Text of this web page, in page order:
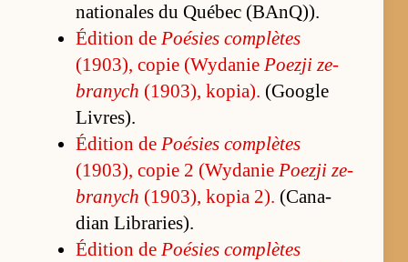
na­tio­na­les du Québec (BAnQ)).
Édition de Po­ésies com­plètes
(1903), copie (Wydanie Po­ezji ze­
branych (1903), ko­pia). (Go­ogle
Livres).
Édition de Po­ésies com­plètes
(1903), copie 2 (Wydanie Po­ezji ze­
branych (1903), ko­pia 2). (Ca­na­
dian Librarie­s).
Édition de Po­ésies com­plètes